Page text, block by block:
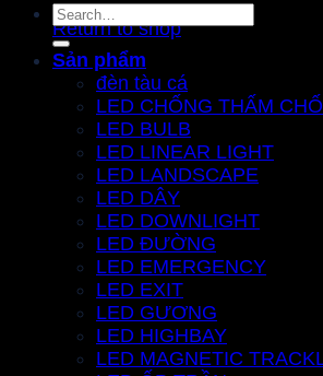
Return to shop
Search
for:
Sản phẩm
đèn tàu cá
LED CHỐNG THẤM
LED BULB
LED LINEAR LIGHT
LED LANDSCAPE
LED DÂY
LED DOWNLIGHT
LED ĐƯỜNG
LED EMERGENCY
LED EXIT
LED GƯƠNG
LED HIGHBAY
LED MAGNETIC